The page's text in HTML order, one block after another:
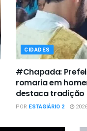
CIDADES
#Chapada:
romaria em
destaca tradição
POR ESTAGIÁRIO 2